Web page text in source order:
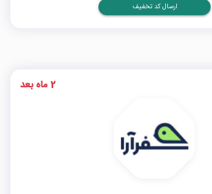
ارسال کد تخفیف
2 ماه بعد